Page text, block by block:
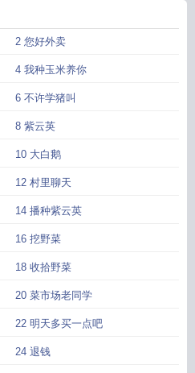
费全文
格宋檀记事荆棘之歌无防盗宋檀记事千
记事免费全文阅读笔趣阁
荆棘之歌在线阅读宋檀记事男主是谁
原文翻译宋檀记事起点
记事讲的什么
记事无错宋檀记事曲调文学
檀记事男主和女主在一起是哪一集
强烈推荐看了n遍的古言知乎
主什么时候见面
一方 宋檀记事类似
宋檀记事免费阅读宋檀家具旗舰店在哪
2 您好外卖
4 我种玉米养你
6 不许学猪叫
8 紫云英
10 大白鹅
12 村里聊天
14 播种紫云英
16 挖野菜
18 收拾野菜
20 菜市场老同学
22 明天多买一点吧
24 退钱